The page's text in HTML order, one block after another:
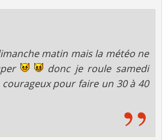
matin mais la météo ne
donc je roule samedi
pour faire un 30 à 40